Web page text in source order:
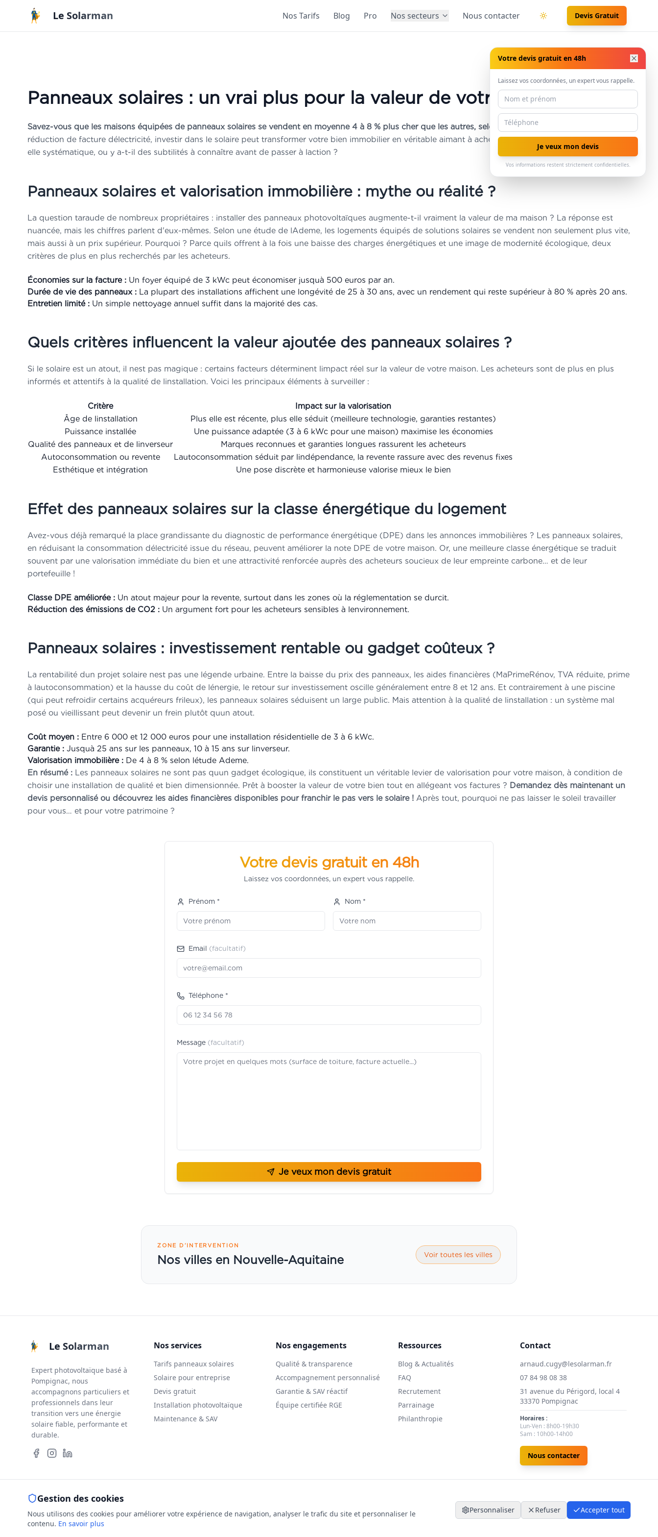
Aller au contenu principal
Le Solarman Nos Tarifs Blog Pro Nos secteurs Nous contacter Basculer le thème
Devis Gratuit
Panneaux solaires : un vrai plus pour la valeur de votre maison ?
Savez-vous que les maisons équipées de panneaux solaires se vendent en moyenne 4 à 8 % plus cher que les autres, selon lAdeme ?Au-delà de la simple
réduction de facture délectricité, investir dans le solaire peut transformer votre bien immobilier en véritable aimant à acheteurs. Mais cette valeur ajoutée est-
elle systématique, ou y a-t-il des subtilités à connaître avant de passer à laction ?
Panneaux solaires et valorisation immobilière : mythe ou réalité ?
La question taraude de nombreux propriétaires : installer des panneaux photovoltaïques augmente-t-il vraiment la valeur de ma maison ? La réponse est
nuancée, mais les chiffres parlent d'eux-mêmes. Selon une étude de lAdeme, les logements équipés de solutions solaires se vendent non seulement plus vite,
mais aussi à un prix supérieur. Pourquoi ? Parce quils offrent à la fois une baisse des charges énergétiques et une image de modernité écologique, deux
critères de plus en plus recherchés par les acheteurs.
Économies sur la facture : Un foyer équipé de 3 kWc peut économiser jusquà 500 euros par an.
Durée de vie des panneaux : La plupart des installations affichent une longévité de 25 à 30 ans, avec un rendement qui reste supérieur à 80 % après 20 ans.
Entretien limité : Un simple nettoyage annuel suffit dans la majorité des cas.
Quels critères influencent la valeur ajoutée des panneaux solaires ?
Si le solaire est un atout, il nest pas magique : certains facteurs déterminent limpact réel sur la valeur de votre maison. Les acheteurs sont de plus en plus
informés et attentifs à la qualité de linstallation. Voici les principaux éléments à surveiller :
Critère
Impact sur la valorisation
Âge de linstallation
Plus elle est récente, plus elle séduit (meilleure technologie, garanties restantes)
Puissance installée
Une puissance adaptée (3 à 6 kWc pour une maison) maximise les économies
Qualité des panneaux et de linverseur
Marques reconnues et garanties longues rassurent les acheteurs
Autoconsommation ou revente
Lautoconsommation séduit par lindépendance, la revente rassure avec des revenus fixes
Esthétique et intégration
Une pose discrète et harmonieuse valorise mieux le bien
Effet des panneaux solaires sur la classe énergétique du logement
Avez-vous déjà remarqué la place grandissante du diagnostic de performance énergétique (DPE) dans les annonces immobilières ? Les panneaux solaires,
en réduisant la consommation délectricité issue du réseau, peuvent améliorer la note DPE de votre maison. Or, une meilleure classe énergétique se traduit
souvent par une valorisation immédiate du bien et une attractivité renforcée auprès des acheteurs soucieux de leur empreinte carbone… et de leur
portefeuille !
Classe DPE améliorée : Un atout majeur pour la revente, surtout dans les zones où la réglementation se durcit.
Réduction des émissions de CO2 : Un argument fort pour les acheteurs sensibles à lenvironnement.
Panneaux solaires : investissement rentable ou gadget coûteux ?
La rentabilité dun projet solaire nest pas une légende urbaine. Entre la baisse du prix des panneaux, les aides financières (MaPrimeRénov, TVA réduite, prime
à lautoconsommation) et la hausse du coût de lénergie, le retour sur investissement oscille généralement entre 8 et 12 ans. Et contrairement à une piscine
(qui peut refroidir certains acquéreurs frileux), les panneaux solaires séduisent un large public. Mais attention à la qualité de linstallation : un système mal
posé ou vieillissant peut devenir un frein plutôt quun atout.
Coût moyen : Entre 6 000 et 12 000 euros pour une installation résidentielle de 3 à 6 kWc.
Garantie : Jusquà 25 ans sur les panneaux, 10 à 15 ans sur linverseur.
Valorisation immobilière : De 4 à 8 % selon létude Ademe.
En résumé : Les panneaux solaires ne sont pas quun gadget écologique, ils constituent un véritable levier de valorisation pour votre maison, à condition de
choisir une installation de qualité et bien dimensionnée. Prêt à booster la valeur de votre bien tout en allégeant vos factures ? Demandez dès maintenant un
devis personnalisé ou découvrez les aides financières disponibles pour franchir le pas vers le solaire ! Après tout, pourquoi ne pas laisser le soleil travailler
pour vous… et pour votre patrimoine ?
Votre devis gratuit en 48h
Laissez vos coordonnées, un expert vous rappelle.
Prénom * Nom *
Email (facultatif)
Téléphone *
Message (facultatif)
Je veux mon devis gratuit
ZONE D’INTERVENTION
Nos villes en Nouvelle-Aquitaine Voir toutes les villes
Le Solarman
Expert photovoltaïque basé à
Pompignac, nous
accompagnons particuliers et
professionnels dans leur
transition vers une énergie
solaire fiable, performante et
durable.
Nos services
Tarifs panneaux solaires
Solaire pour entreprise
Devis gratuit
Installation photovoltaïque
Maintenance & SAV
Nos engagements
Qualité & transparence
Accompagnement personnalisé
Garantie & SAV réactif
Équipe certifiée RGE
Ressources
Blog & Actualités
FAQ
Recrutement
Parrainage
Philanthropie
Contact
arnaud.cugy@lesolarman.fr
07 84 98 08 38
31 avenue du Périgord, local 4
33370 Pompignac
Horaires :
Lun-Ven : 8h00-19h30
Sam : 10h00-14h00
Nous contacter
Mentions légales|Politique de cookies |Gestion des cookies|Politique de confidentialité
Votre devis gratuit en 48h
Laissez vos coordonnées, un expert vous rappelle.
Je veux mon devis
Vos informations restent strictement confidentielles.
Gestion des cookies
Nous utilisons des cookies pour améliorer votre expérience de navigation, analyser le trafic du site et personnaliser le
contenu. En savoir plus
Personnaliser Refuser Accepter tout